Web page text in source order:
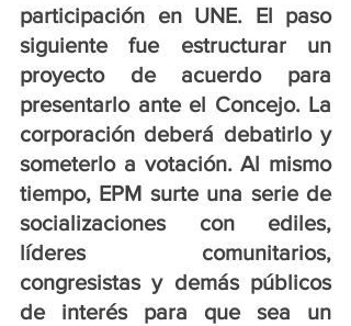
participación en UNE. El paso
siguiente fue estructurar un
proyecto de acuerdo para
presentarlo ante el Concejo. La
corporación deberá debatirlo y
someterlo a votación. Al mismo
tiempo, EPM surte una serie de
socializaciones con ediles,
líderes comunitarios,
congresistas y demás públicos
de interés para que sea un